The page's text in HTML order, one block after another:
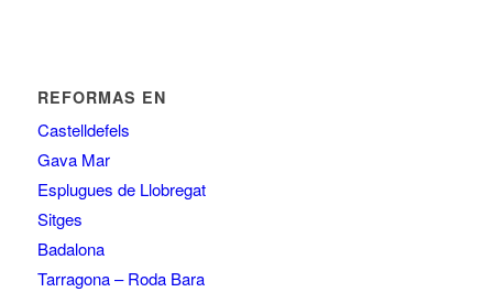
REFORMAS EN
Castelldefels
Gava Mar
Esplugues de Llobregat
Sitges
Badalona
Tarragona – Roda Bara